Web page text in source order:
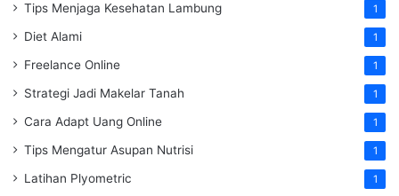
Tips Menjaga Kesehatan Lambung 1
Diet Alami 1
Freelance Online 1
Strategi Jadi Makelar Tanah 1
Cara Adapt Uang Online 1
Tips Mengatur Asupan Nutrisi 1
Latihan Plyometric 1